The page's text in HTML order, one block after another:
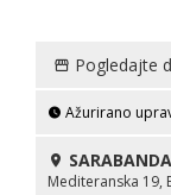
Pogledajte
Ažurirano
SARABANDA
Mediteranska 19,